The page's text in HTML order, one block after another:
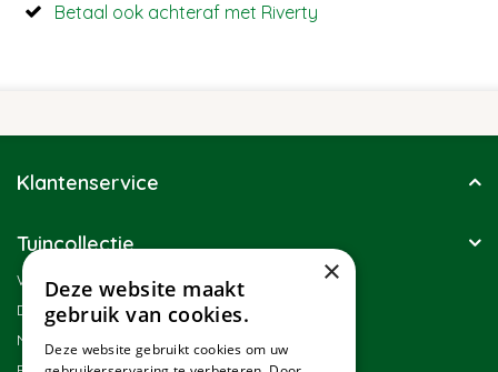
Betaal ook achteraf met Riverty
Klantenservice
Tuincollectie
Winkel
Duurzaamheid
Nieuwsbrief
×
Deze website maakt
gebruik van cookies.
Deze website gebruikt cookies om uw